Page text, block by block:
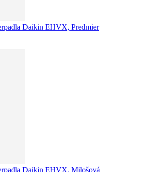
Daikin EHVX, Predmier
Daikin EHVX, Milošová